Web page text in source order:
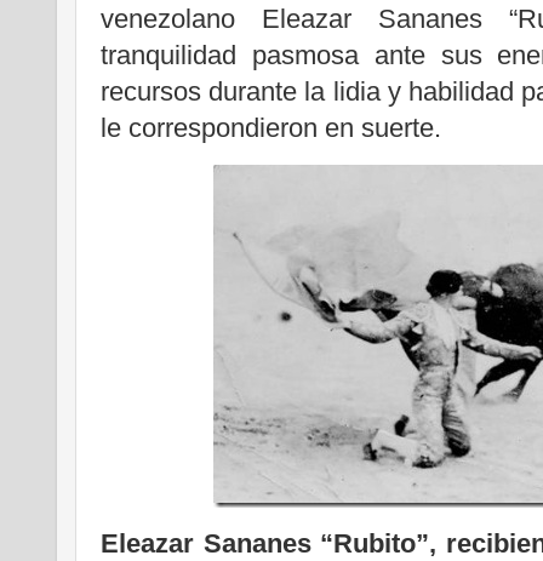
venezolano Eleazar Sananes
tranquilidad pasmosa ante sus
recursos durante la lidia y habilidad
le correspondieron en suerte.
Eleazar Sananes “Rubito”,